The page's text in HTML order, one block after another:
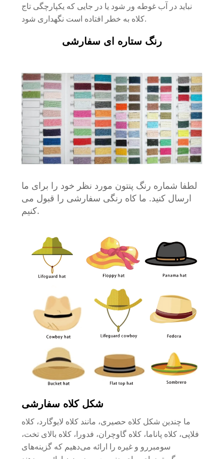
نباید در آب غوطه ور شود یا در جایی که یکپارچگی تاج
کلاه به خطر افتاده است نگهداری شود.
رنگ ستاره ای سفارشی
لطفا شماره رنگ پنتون مورد نظر خود را برای ما
ارسال کنید. ما کاه رنگی سفارشی را قبول می
کنیم.
شکل کلاه سفارشی
ما چندین شکل کلاه حصیری، مانند کلاه لایوگارد، کلاه
فلاپی، کلاه پاناما، کلاه گاوچران، فدورا، کلاه بالای تخت،
سومبررو و غیره را ارائه می‌دهیم که گزینه‌های